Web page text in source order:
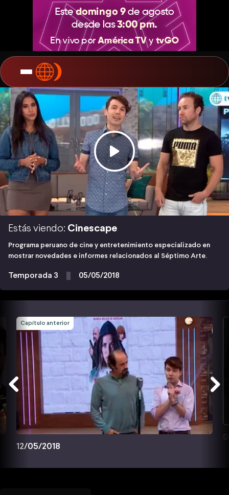
Estás viendo: Cinescape
Programa peruano de cine y entretenimiento especializado en
mostrar novedades e informes relacionados al Séptimo Arte.
Temporada 3 05/05/2018
Capítulo anterior
12/05/2018